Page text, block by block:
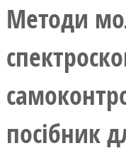
Методи
посібник